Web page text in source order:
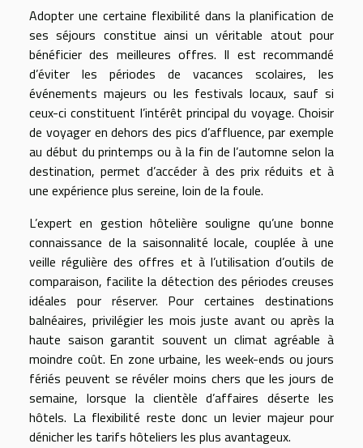
Adopter une certaine flexibilité dans la planification de
ses séjours constitue ainsi un véritable atout pour
bénéficier des meilleures offres. Il est recommandé
d’éviter les périodes de vacances scolaires, les
événements majeurs ou les festivals locaux, sauf si
ceux-ci constituent l’intérêt principal du voyage. Choisir
de voyager en dehors des pics d’affluence, par exemple
au début du printemps ou à la fin de l’automne selon la
destination, permet d’accéder à des prix réduits et à
une expérience plus sereine, loin de la foule.
L’expert en gestion hôtelière souligne qu’une bonne
connaissance de la saisonnalité locale, couplée à une
veille régulière des offres et à l’utilisation d’outils de
comparaison, facilite la détection des périodes creuses
idéales pour réserver. Pour certaines destinations
balnéaires, privilégier les mois juste avant ou après la
haute saison garantit souvent un climat agréable à
moindre coût. En zone urbaine, les week-ends ou jours
fériés peuvent se révéler moins chers que les jours de
semaine, lorsque la clientèle d’affaires déserte les
hôtels. La flexibilité reste donc un levier majeur pour
dénicher les tarifs hôteliers les plus avantageux.